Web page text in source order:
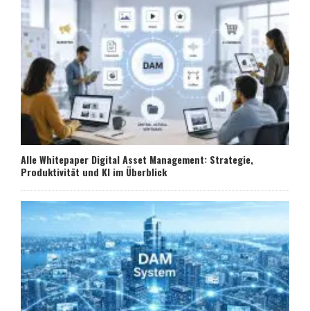
Alle Whitepaper Digital Asset Management: Strategie,
Produktivität und KI im Überblick